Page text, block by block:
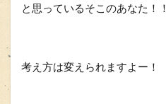
と思っているそこのあなた！！
考え方は変えられますよー！